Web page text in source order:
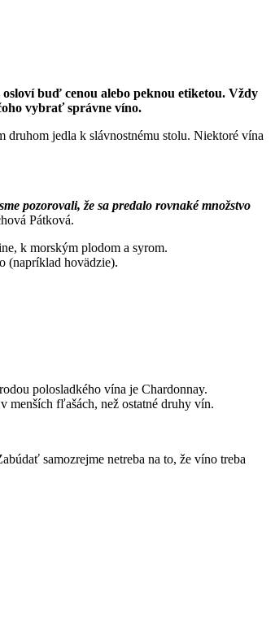
buď cenou alebo peknou etiketou. Vždy
vybrať správne víno.
jedla k slávnostnému stolu. Niektoré vína
pozorovali, že sa predalo rovnaké množstvo
Pátková.
k morským plodom a syrom.
(napríklad hovädzie).
polosladkého vína je Chardonnay.
menších fľašách, než ostatné druhy vín.
samozrejme netreba na to, že víno treba